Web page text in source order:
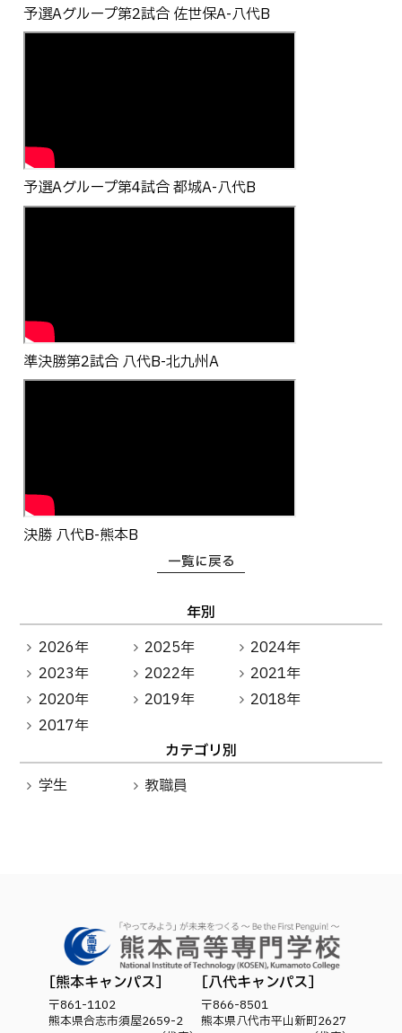
予選Aグループ第2試合 佐世保A-八代B
予選Aグループ第4試合 都城A-八代B
準決勝第2試合 八代B-北九州A
決勝 八代B-熊本B
一覧に戻る
年別
2026年
2025年
2024年
2023年
2022年
2021年
2020年
2019年
2018年
2017年
カテゴリ別
学生
教職員
熊本キャンパス
〒861-1102
熊本県合志市須屋2659-2
八代キャンパス
〒866-8501
熊本県八代市平山新町2627